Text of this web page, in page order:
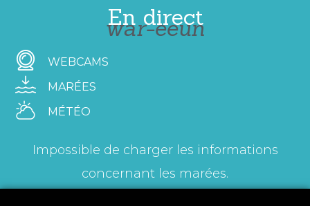
En direct
war-eeun
WEBCAMS
MARÉES
MÉTÉO
Impossible de charger les informations
concernant les marées.